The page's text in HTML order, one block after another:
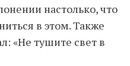
настолько, что
в этом. Также
«Не тушите свет в